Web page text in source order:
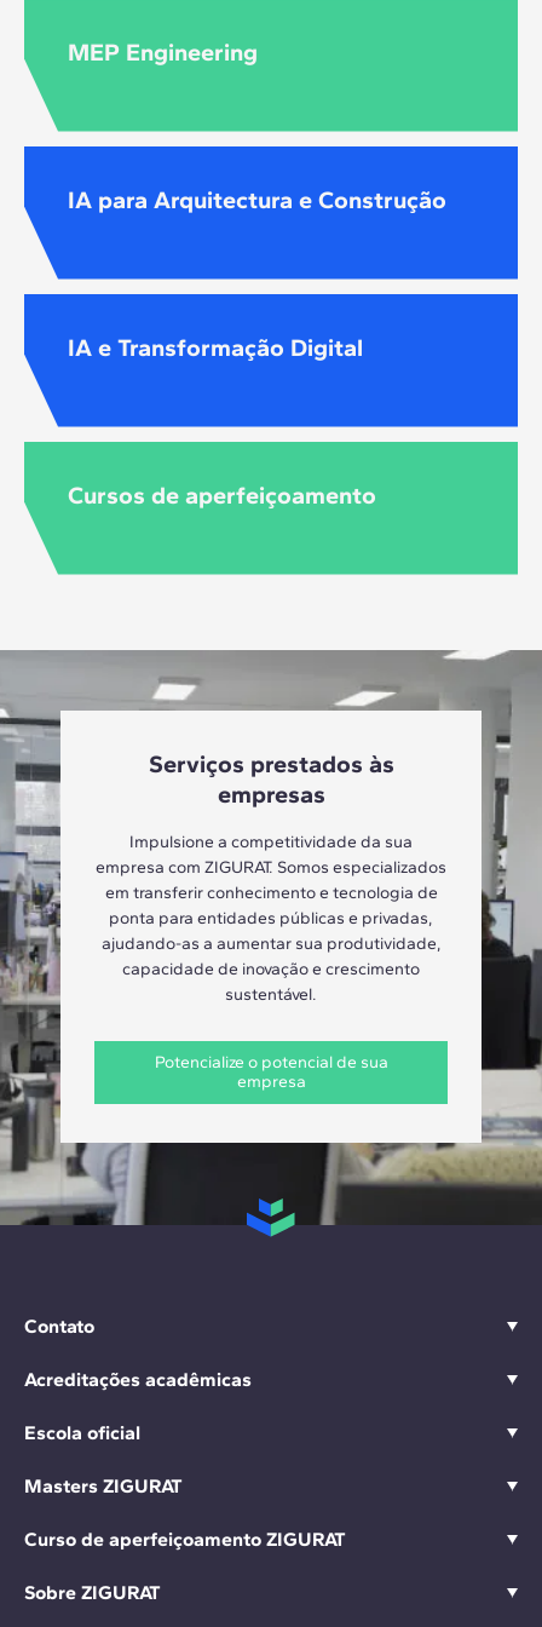
MEP Engineering
IA para Arquitectura e Construção
IA e Transformação Digital
Cursos de aperfeiçoamento
Serviços prestados às
empresas
Impulsione a competitividade da sua
empresa com ZIGURAT. Somos especializados
em transferir conhecimento e tecnologia de
ponta para entidades públicas e privadas,
ajudando-as a aumentar sua produtividade,
capacidade de inovação e crescimento
sustentável.
Potencialize o potencial de sua
empresa
Contato
Acreditações acadêmicas
Escola oficial
Masters ZIGURAT
Curso de aperfeiçoamento ZIGURAT
Sobre ZIGURAT